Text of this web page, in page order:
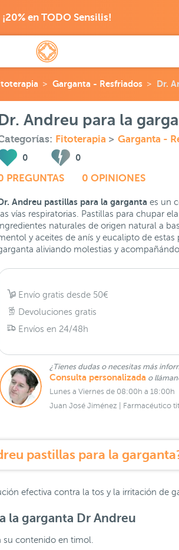
¡20% en TODO Sensilis!
Garganta - Resfriados Dr.
Andreu para la
Fitoterapia > Garganta -
0 0
PREGUNTAS 0 OPINIONES
Andreu pastillas para la garganta es un
vías respiratorias. Pastillas para chupar
naturales de origen natural a
y aceites de anís y eucalipto de
aliviando molestias y
Envío gratis desde 50€
Devoluciones gratis
Envíos en 24/48h
¿Tienes dudas o necesitas más
Consulta personalizada o
Lunes a Viernes de 08:00h a 18:00h
Juan José Jiménez | Farmacéutico
pastillas para la
efectiva contra la tos y la irritación de
la garganta Dr Andreu
su contenido en timol.